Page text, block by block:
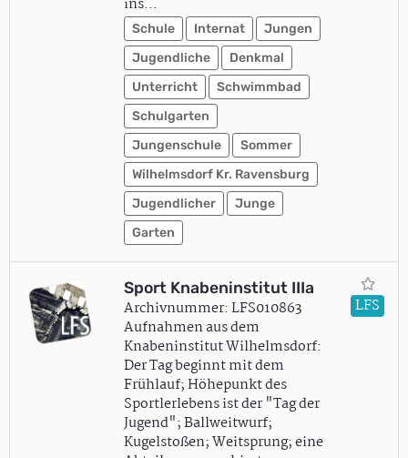
ins…
Schule Internat
Jungen
Jugendliche
Denkmal
Unterricht
Schwimmbad
Schulgarten
Jungenschule
Sommer
Wilhelmsdorf Kr. Ravensburg
Jugendlicher
Junge
Garten
Sport Knabeninstitut IIIa
Archivnummer: LFS010863
Aufnahmen aus dem
Knabeninstitut Wilhelmsdorf:
Der Tag beginnt mit dem
Frühlauf; Höhepunkt des
Sportlerlebens ist der "Tag der
Jugend"; Ballweitwurf;
Kugelstoßen; Weitsprung; eine
LFS